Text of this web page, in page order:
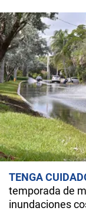
TENGA
temporada de
inundaciones